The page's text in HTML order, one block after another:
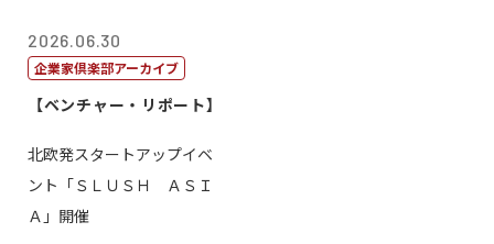
2026.06.30
企業家倶楽部アーカイブ
【ベンチャー・リポート】
北欧発スタートアップイベ
ント「ＳＬＵＳＨ ＡＳＩ
Ａ」開催